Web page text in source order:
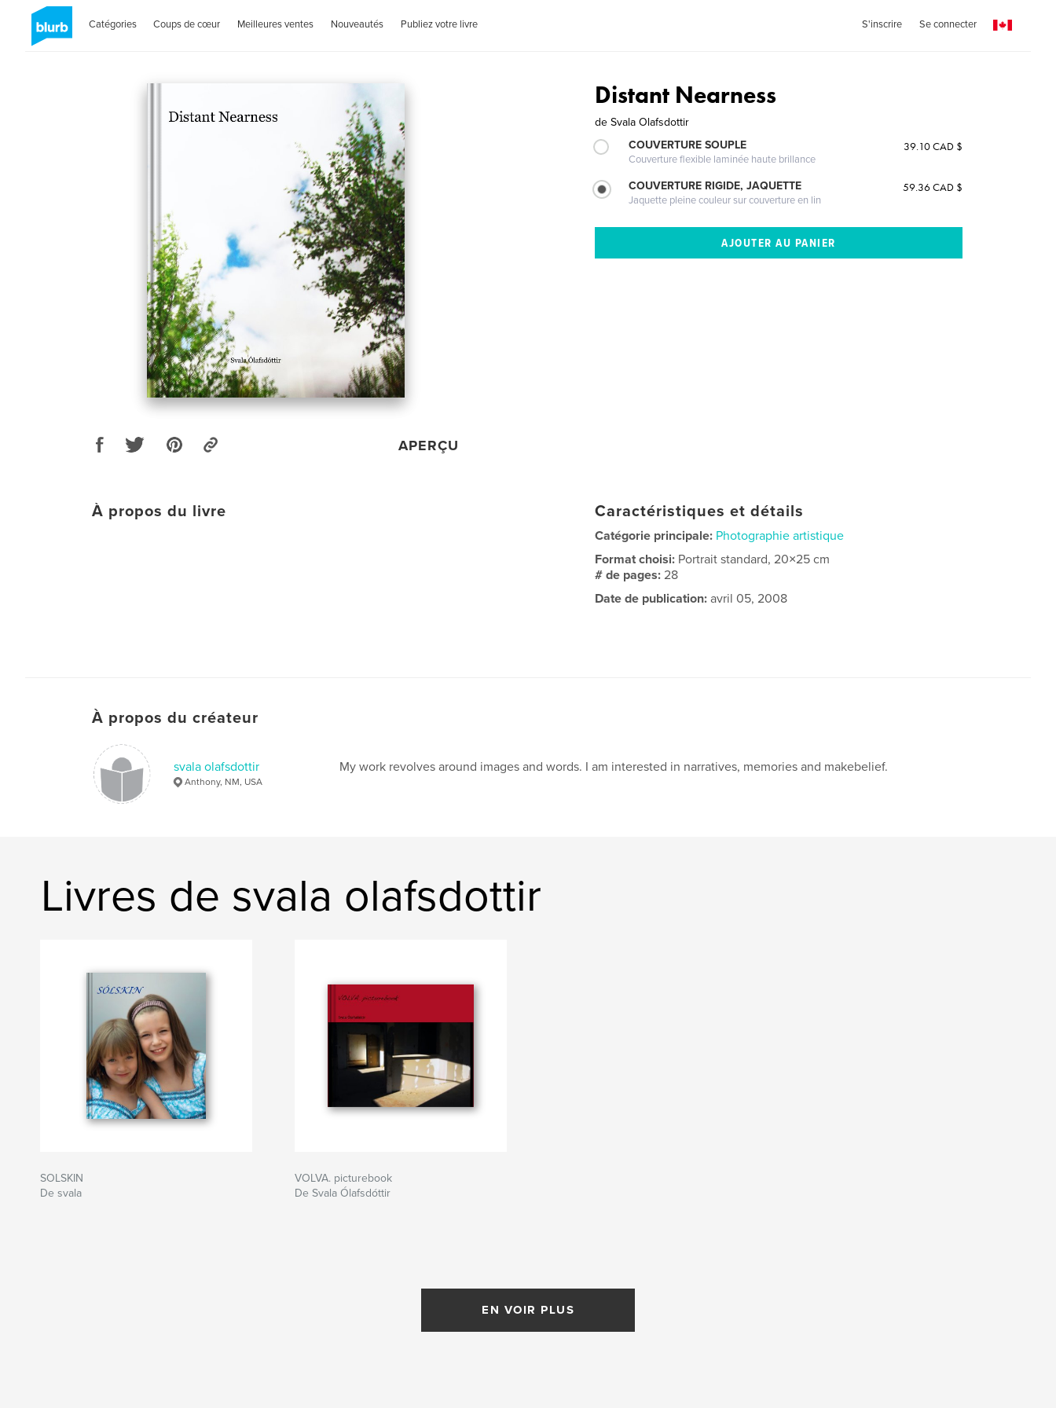
Catégories Coups de cœur Meilleures ventes Nouveautés Publiez votre livre S'inscrire Se connecter
APERÇU
Distant Nearness
de Svala Olafsdottir
COUVERTURE SOUPLE
Couverture flexible laminée haute brillance
39.10 CAD $
COUVERTURE RIGIDE, JAQUETTE
Jaquette pleine couleur sur couverture en lin
59.36 CAD $
À propos du livre Caractéristiques et détails
Catégorie principale: Photographie artistique
Format choisi: Portrait standard, 20×25 cm
# de pages:28
Date de publication: avril 05, 2008
À propos du créateur
svala olafsdottir
Anthony, NM, USA
My work revolves around images and words. I am interested in narratives, memories and makebelief.
Livres de svala olafsdottir
SOLSKIN
De svala
VOLVA. picturebook
De Svala Ólafsdóttir
EN VOIR PLUS